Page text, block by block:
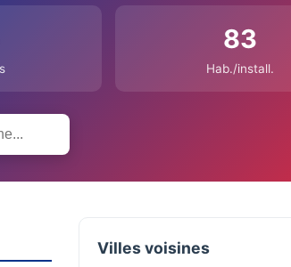
83
Hab./install.
Villes voisines